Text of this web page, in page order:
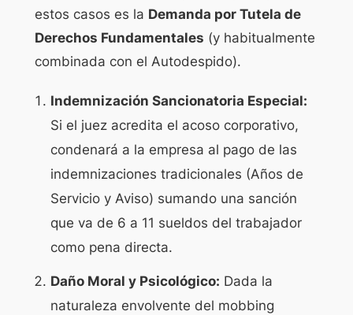
estos casos es la Demanda por Tutela de
Derechos Fundamentales (y habitualmente
combinada con el Autodespido).
Indemnización Sancionatoria Especial:
Si el juez acredita el acoso corporativo,
condenará a la empresa al pago de las
indemnizaciones tradicionales (Años de
Servicio y Aviso) sumando una sanción
que va de 6 a 11 sueldos del trabajador
como pena directa.
Daño Moral y Psicológico: Dada la
naturaleza envolvente del mobbing